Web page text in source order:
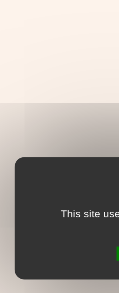
This site